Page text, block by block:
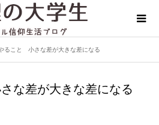
ること 小さな差が大きな差になる
な差が大きな差になる